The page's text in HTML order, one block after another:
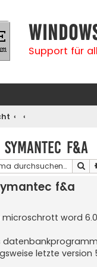
Support für
f&a
f&a
word
letzte